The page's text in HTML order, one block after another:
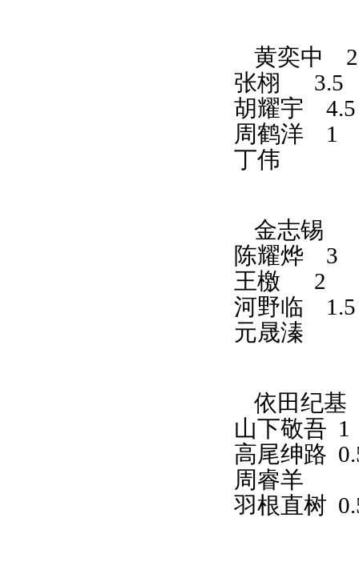
黄奕中
张栩
3.5
胡耀宇
周鹤洋
1
丁伟
金志锡
陈耀烨
3
王檄
2
河野临
元晟溱
依田纪基
山下敬吾 1
高尾绅路
周睿羊
羽根直树